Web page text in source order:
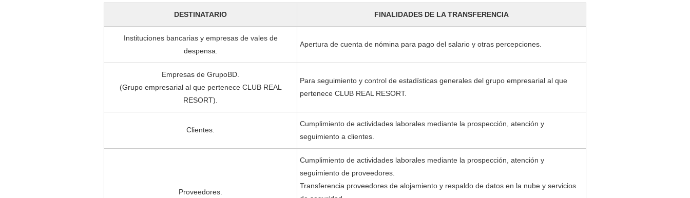
DESTINATARIO FINALIDADES DE LA TRANSFERENCIA
Instituciones bancarias y empresas de vales de
despensa.
Apertura de cuenta de nómina para pago del salario y otras percepciones.
Empresas de GrupoBD.
(Grupo empresarial al que pertenece CLUB REAL
RESORT).
Para seguimiento y control de estadísticas generales del grupo empresarial al que
pertenece CLUB REAL RESORT.
Clientes.
Cumplimiento de actividades laborales mediante la prospección, atención y
seguimiento a clientes.
Proveedores.
Cumplimiento de actividades laborales mediante la prospección, atención y
seguimiento de proveedores.
Transferencia proveedores de alojamiento y respaldo de datos en la nube y servicios